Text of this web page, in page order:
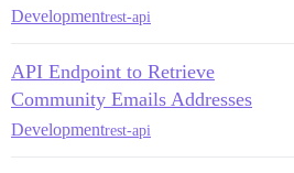
Developmentrest-api
API Endpoint to Retrieve
Community Emails Addresses
Developmentrest-api